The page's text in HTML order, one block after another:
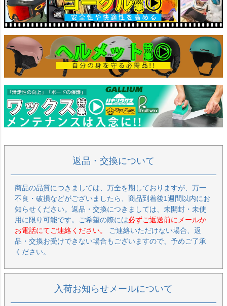
返品・交換について
商品の品質につきましては、万全を期しておりますが、万一
不良・破損などがございましたら、商品到着後1週間以内にお
知らせください。返品・交換につきましては、未開封・未使
用に限り可能です。ご希望の際には必ずご返送前にメールか
お電話にてご連絡ください。
ご連絡いただけない場合、返
品・交換お受けできない場合もございますので、予めご了承
ください。
入荷お知らせメールについて